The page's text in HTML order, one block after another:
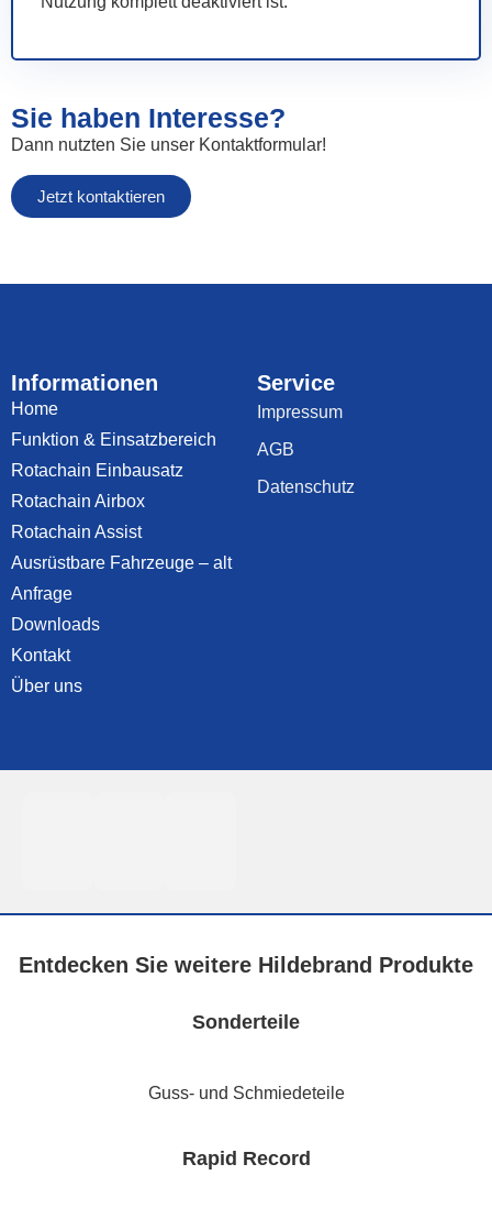
Sie haben Interesse?
Dann nutzten Sie unser Kontaktformular!
Jetzt kontaktieren
Informationen
Home
Funktion & Einsatzbereich
Rotachain Einbausatz
Rotachain Airbox
Rotachain Assist
Ausrüstbare Fahrzeuge – alt
Anfrage
Downloads
Kontakt
Über uns
Service
Impressum
AGB
Datenschutz
Entdecken Sie weitere Hildebrand Produkte
Sonderteile
Guss- und Schmiedeteile
Rapid Record